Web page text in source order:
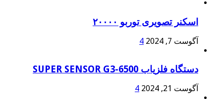
اسکنر تصویری توربو ۲۰۰۰۰
آگوست 7, 2024 4
دستگاه فلزیاب SUPER SENSOR G3-6500
آگوست 21, 2024 4